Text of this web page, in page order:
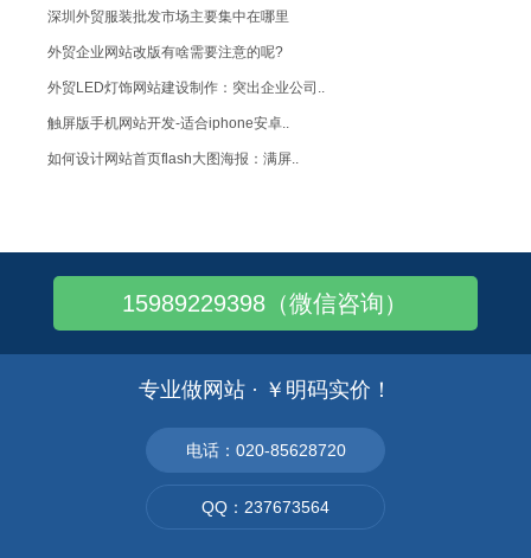
深圳外贸服装批发市场主要集中在哪里
外贸企业网站改版有啥需要注意的呢?
外贸LED灯饰网站建设制作：突出企业公司..
触屏版手机网站开发-适合iphone安卓..
如何设计网站首页flash大图海报：满屏..
建材行业APP解决方案:产品展示、信息投..
APP应用开发有哪些功能,APP营销功能
微信扫描二维码浏览手机网站
15989229398（微信咨询）
专业做网站 · ￥明码实价！
电话：020-85628720
QQ：237673564